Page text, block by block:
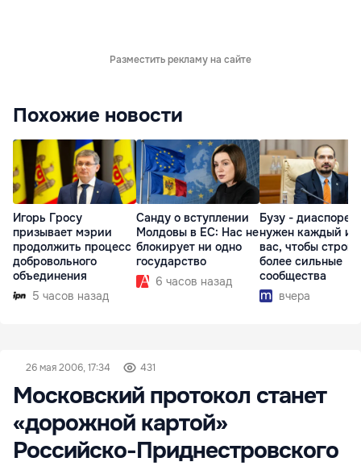
Разместить рекламу на сайте
Похожие новости
Игорь Гросу
призывает мэрии
продолжить процесс
добровольного
объединения
5 часов назад
Санду о вступлении
Молдовы в ЕС: Нас не
блокирует ни одно
государство
6 часов назад
Бузу - диаспоре:
нужен каждый из
вас, чтобы
более сильные
сообщества
вчера
26 мая 2006, 17:34 431
Московский протокол станет
«дорожной картой»
Российско-Приднестровского